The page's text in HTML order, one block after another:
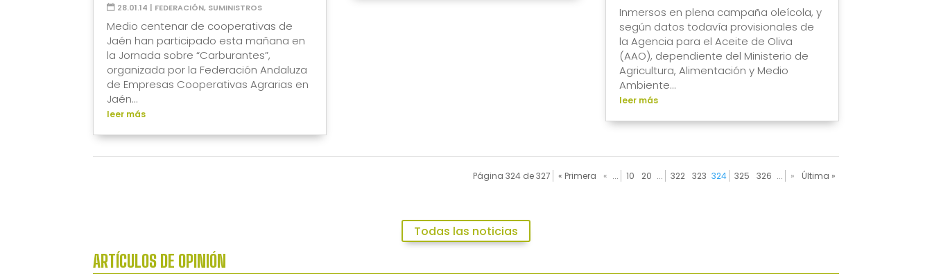
28.01.14 | FEDERACIÓN, SUMINISTROS
Medio centenar de cooperativas de
Jaén han participado esta mañana en
la Jornada sobre “Carburantes”,
organizada por la Federación Andaluza
de Empresas Cooperativas Agrarias en
Jaén...
leer más
Inmersos en plena campaña oleícola, y
según datos todavía provisionales de
la Agencia para el Aceite de Oliva
(AAO), dependiente del Ministerio de
Agricultura, Alimentación y Medio
Ambiente...
leer más
Página 324 de 327 « Primera « ... 10 20 ... 322 323 324 325 326 ... » Última »
Todas las noticias
ARTÍCULOS DE OPINIÓN